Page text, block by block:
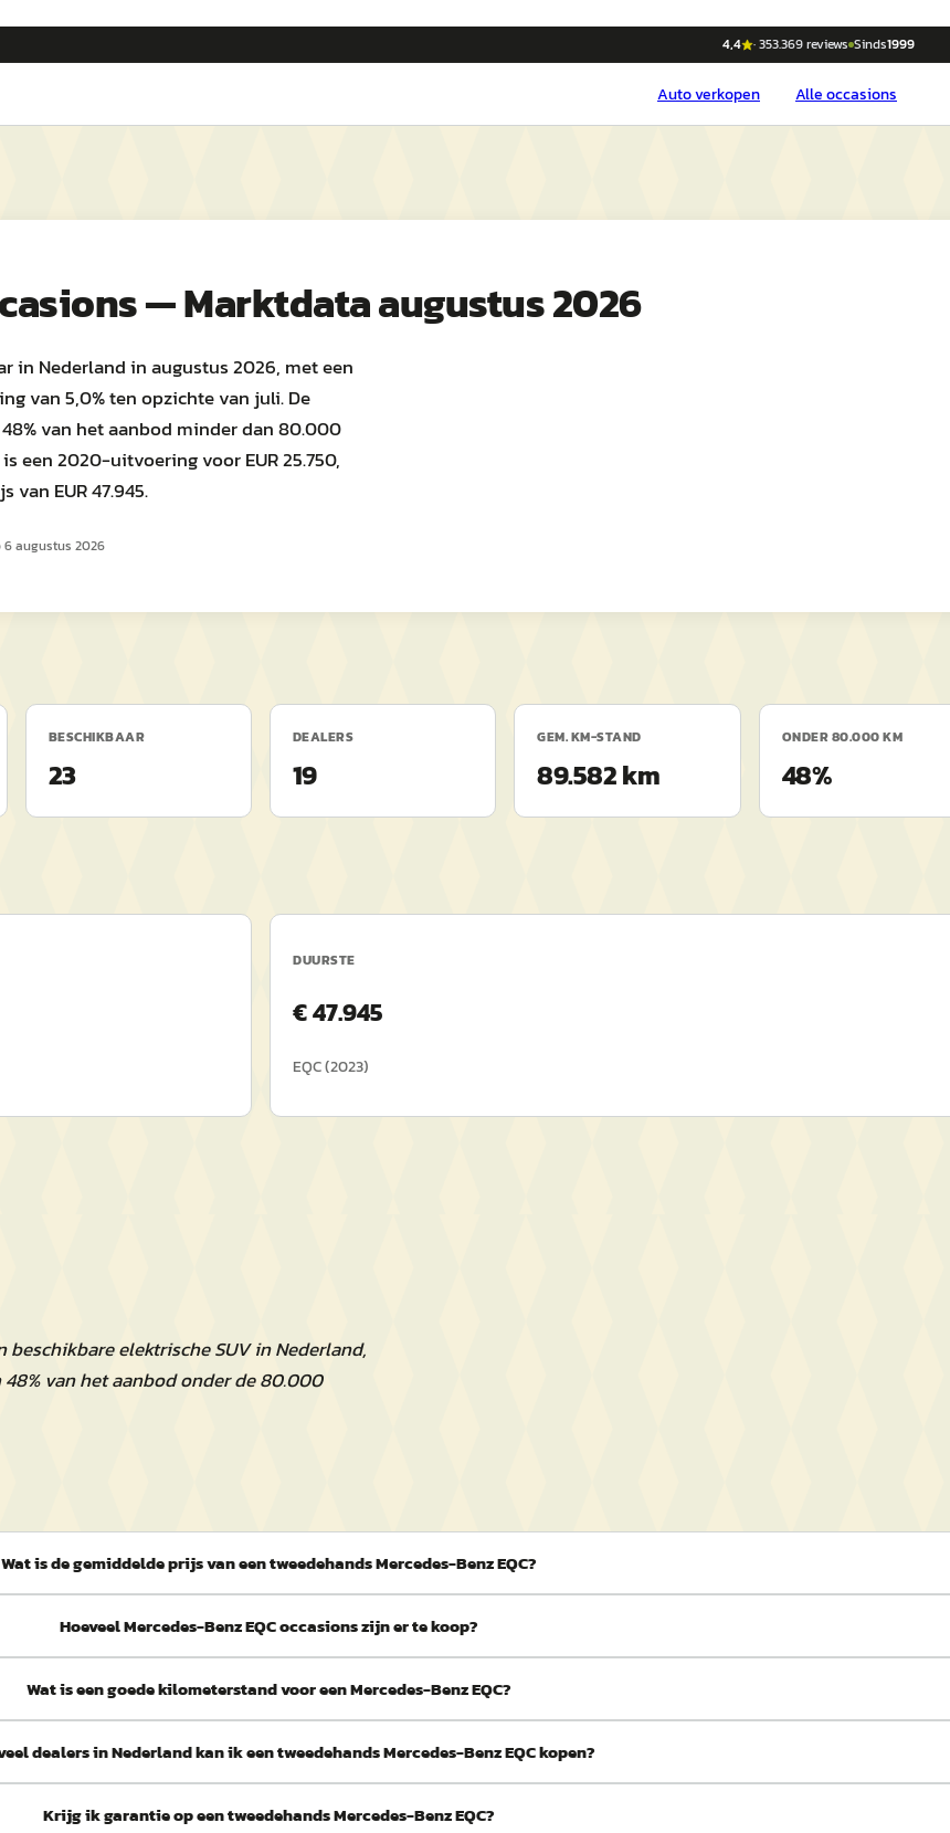
4,4 ·353.369reviews Sinds1999
Autoverkopen Alle occasions
— Marktdata augustus 2026
in Nederland in augustus 2026, met een
van 5,0% ten opzichte van juli. De
van het aanbod minder dan 80.000
een 2020-uitvoering voor EUR 25.750,
EUR 47.945.
6 augustus 2026
BESCHIKBAAR
23
DEALERS
19
GEM. KM-STAND
89.582 km
ONDER 80.000 KM
48%
DUURSTE
€47.945
EQC(2023)
beschikbare elektrische SUV in Nederland,
van het aanbod onder de 80.000
Wat is de gemiddelde prijs van een tweedehands Mercedes-Benz EQC?
Hoeveel Mercedes-Benz EQC occasions zijn er te koop?
Wat is een goede kilometerstand voor een Mercedes-Benz EQC?
dealers in Nederland kan ik een tweedehands Mercedes-Benz EQC kopen?
Krijg ik garantie op een tweedehands Mercedes-Benz EQC?